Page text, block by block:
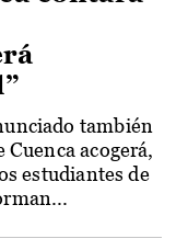
también
acogerá,
estudiantes de